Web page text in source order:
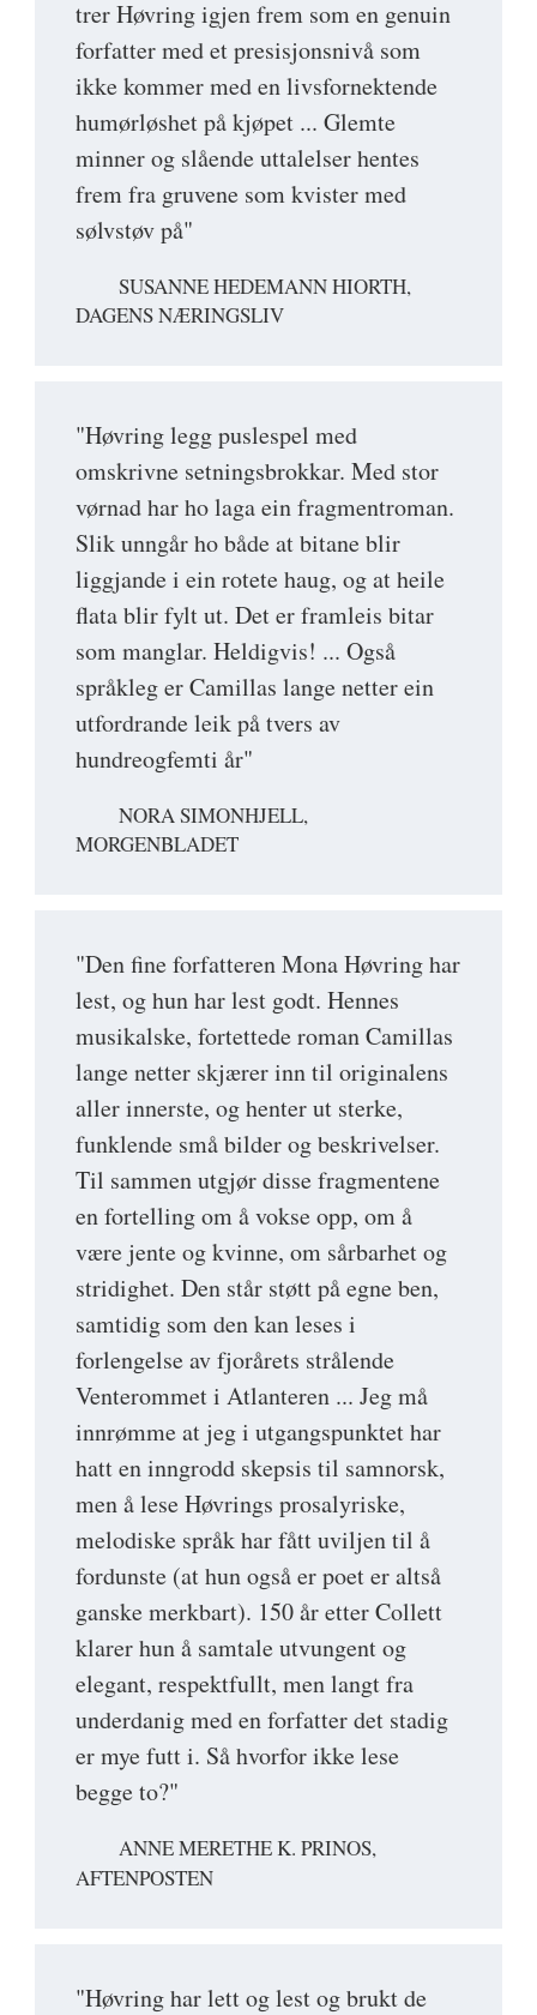
trer Høvring igjen frem som en genuin
forfatter med et presisjonsnivå som
ikke kommer med en livsfornektende
humørløshet på kjøpet ... Glemte
minner og slående uttalelser hentes
frem fra gruvene som kvister med
sølvstøv på"
SUSANNE HEDEMANN HIORTH,
DAGENS NÆRINGSLIV
"Høvring legg puslespel med
omskrivne setningsbrokkar. Med stor
vørnad har ho laga ein fragmentroman.
Slik unngår ho både at bitane blir
liggjande i ein rotete haug, og at heile
flata blir fylt ut. Det er framleis bitar
som manglar. Heldigvis! ... Også
språkleg er Camillas lange netter ein
utfordrande leik på tvers av
hundreogfemti år"
NORA SIMONHJELL,
MORGENBLADET
"Den fine forfatteren Mona Høvring har
lest, og hun har lest godt. Hennes
musikalske, fortettede roman Camillas
lange netter skjærer inn til originalens
aller innerste, og henter ut sterke,
funklende små bilder og beskrivelser.
Til sammen utgjør disse fragmentene
en fortelling om å vokse opp, om å
være jente og kvinne, om sårbarhet og
stridighet. Den står støtt på egne ben,
samtidig som den kan leses i
forlengelse av fjorårets strålende
Venterommet i Atlanteren ... Jeg må
innrømme at jeg i utgangspunktet har
hatt en inngrodd skepsis til samnorsk,
men å lese Høvrings prosalyriske,
melodiske språk har fått uviljen til å
fordunste (at hun også er poet er altså
ganske merkbart). 150 år etter Collett
klarer hun å samtale utvungent og
elegant, respektfullt, men langt fra
underdanig med en forfatter det stadig
er mye futt i. Så hvorfor ikke lese
begge to?"
ANNE MERETHE K. PRINOS,
AFTENPOSTEN
"Høvring har lett og lest og brukt de